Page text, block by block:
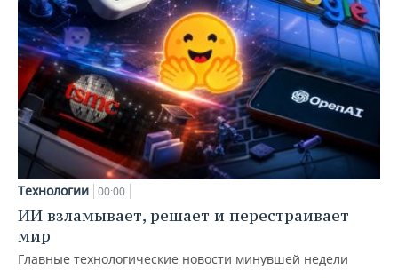
Технологии 00:00
ИИ взламывает, решает и перестраивает
мир
Главные технологические новости минувшей недели